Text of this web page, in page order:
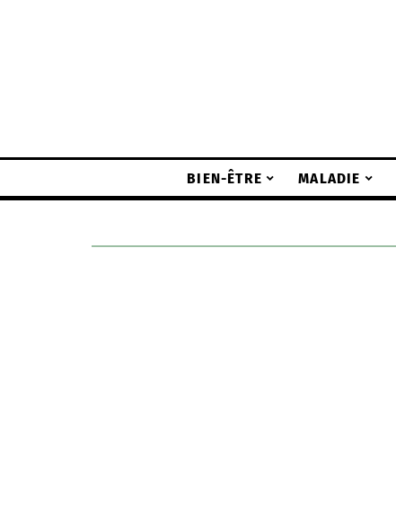
BIEN-ÊTRE MALADIE